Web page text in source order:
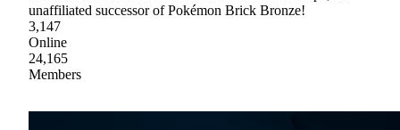
unaffiliated successor of Pokémon Brick Bronze!
3,147
Online
24,165
Members